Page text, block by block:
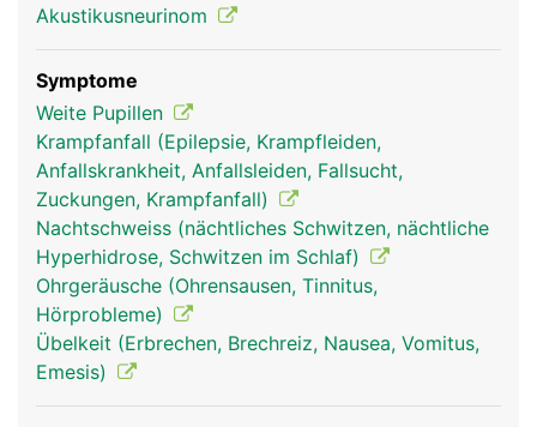
Kleinhirn Frau Kleinhirn Mann
Akustikusneurinom
Symptome
Weite Pupillen
Krampfanfall (Epilepsie, Krampfleiden,
Anfallskrankheit, Anfallsleiden, Fallsucht,
Zuckungen, Krampfanfall)
Nachtschweiss (nächtliches Schwitzen, nächtliche
Hyperhidrose, Schwitzen im Schlaf)
Ohrgeräusche (Ohrensausen, Tinnitus,
Hörprobleme)
Übelkeit (Erbrechen, Brechreiz, Nausea, Vomitus,
Emesis)